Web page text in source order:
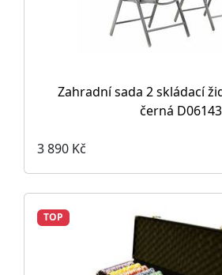
Zahradní sada 2 skládací
černá D06143
3 890 Kč
TOP